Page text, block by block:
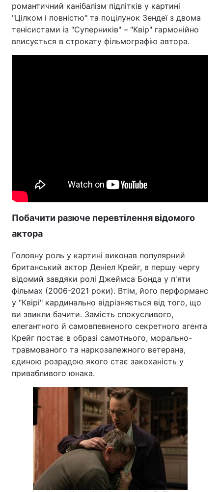
романтичний канібалізм підлітків у картині
"Цілком і повністю" та поцілунок Зендеї з двома
тенісистами із "Суперників" – "Квір" гармонійно
вписується в строкату фільмографію автора.
Побачити разюче перевтілення відомого
актора
Головну роль у картині виконав популярний
британський актор Деніел Крейг, в першу чергу
відомий завдяки ролі Джеймса Бонда у п'яти
фільмах (2006-2021 роки). Втім, його перформанс
у "Квірі" кардинально відрізняється від того, що
ви звикли бачити. Замість спокусливого,
елегантного й самовпевненого секретного агента
Крейг постає в образі самотнього, морально-
травмованого та наркозалежного ветерана,
єдиною розрадою якого стає закоханість у
привабливого юнака.